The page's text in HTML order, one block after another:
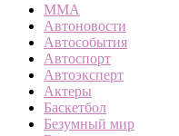
MMA
Автоновости
Автособытия
Автоспорт
Автоэксперт
Актеры
Баскетбол
Безумный мир